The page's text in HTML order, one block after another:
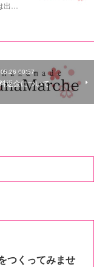
出…
00:57
返金について
つくってみませ